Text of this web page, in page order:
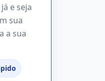
e seja
sua
a sua